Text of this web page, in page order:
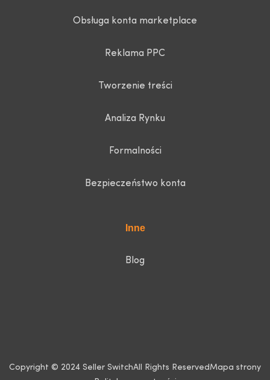
Obsługa konta marketplace
Reklama PPC
Tworzenie treści
Analiza Rynku
Formalności
Bezpieczeństwo konta
Inne
Blog
Copyright © 2024 Seller SwitchAll Rights ReservedMapa strony